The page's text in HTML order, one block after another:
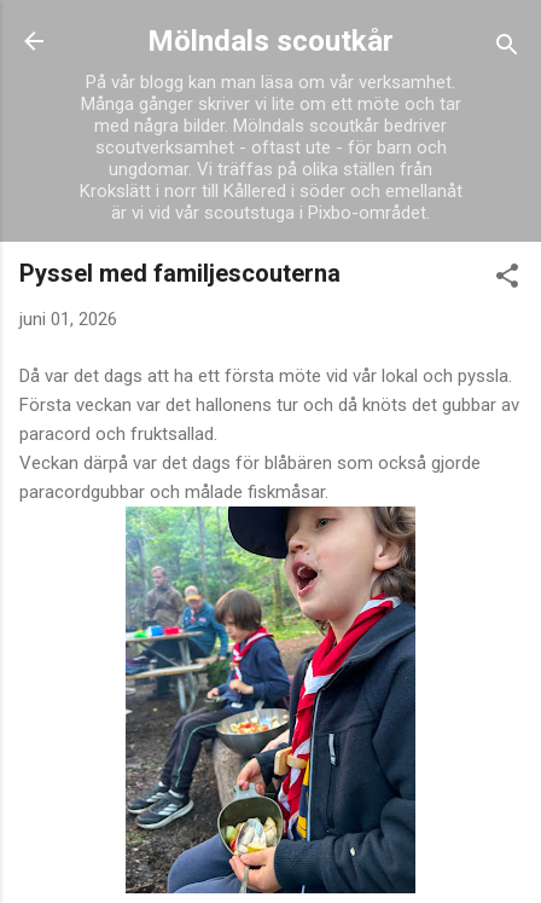
Fortsätt till huvudinnehåll
Mölndals scoutkår
På vår blogg kan man läsa om vår verksamhet.
Många gånger skriver vi lite om ett möte och tar
med några bilder. Mölndals scoutkår bedriver
scoutverksamhet - oftast ute - för barn och
ungdomar. Vi träffas på olika ställen från
Krokslätt i norr till Kållered i söder och emellanåt
är vi vid vår scoutstuga i Pixbo-området.
Pyssel med familjescouterna
juni 01, 2026
Då var det dags att ha ett första möte vid vår lokal och pyssla.
Första veckan var det hallonens tur och då knöts det gubbar av
paracord och fruktsallad.
Veckan därpå var det dags för blåbären som också gjorde
paracordgubbar och målade fiskmåsar.